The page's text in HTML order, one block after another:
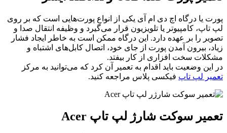
پورت یا درگاه اچ دی ام آی یکی از انواع پورت‌هایی است که بر روی
لپ‌ تاپ، کامپیوتر یا تلویزیون قرار می‌گیرد و وظیفه انتقال صدا و
تصویر را بر عهده دارد. این درگاه ممکن است به خاطر ایجاد فشار
زیاد، بیرون آمدن پورت از جای خود، اتصال کابل‌های اشتباه و
مشکلات سخت افزاری از کار بیفتد.
در این وضعیت باید اقدام به تعمیر آن کرد که می‌توانید به مرکز
تعمیر لپ تاپ فیکسی پلاس مراجعه کنید.
تعمیر سوکت شارژ لپ تاپ Acer